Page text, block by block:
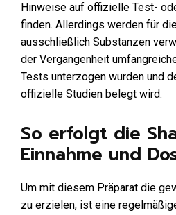
Hinweise auf offizielle Test-
finden. Allerdings werden für
ausschließlich Substanzen
der Vergangenheit
Tests unterzogen wurden und
offizielle Studien belegt wird.
So erfolgt die
Einnahme und
Um mit diesem Präparat die
zu erzielen, ist eine